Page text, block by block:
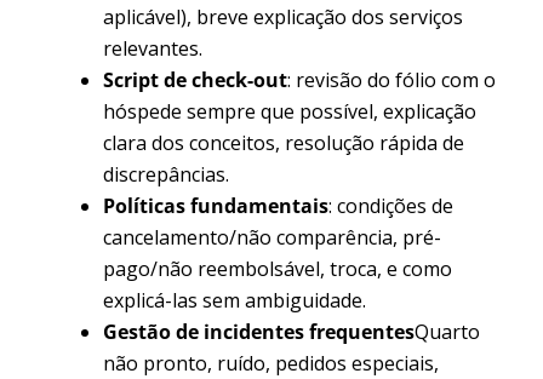
aplicável), breve explicação dos serviços
relevantes.
Script de check-out: revisão do fólio com o
hóspede sempre que possível, explicação
clara dos conceitos, resolução rápida de
discrepâncias.
Políticas fundamentais: condições de
cancelamento/não comparência, pré-
pago/não reembolsável, troca, e como
explicá-las sem ambiguidade.
Gestão de incidentes frequentesQuarto
não pronto, ruído, pedidos especiais,